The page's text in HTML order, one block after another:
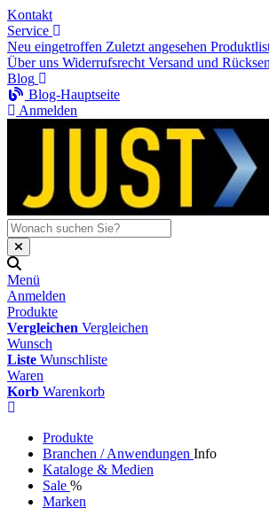
Kontakt
Service
Neu eingetroffen Zuletzt angesehen
Über uns Widerrufsrecht Versand und
Blog
Blog-Hauptseite
Anmelden
Menü
Anmelden
Produkte
Vergleichen Vergleichen
Wunsch
Liste Wunschliste
Waren
Korb Warenkorb
Produkte
Branchen / Anwendungen Info
Kataloge & Medien
Sale %
Marken